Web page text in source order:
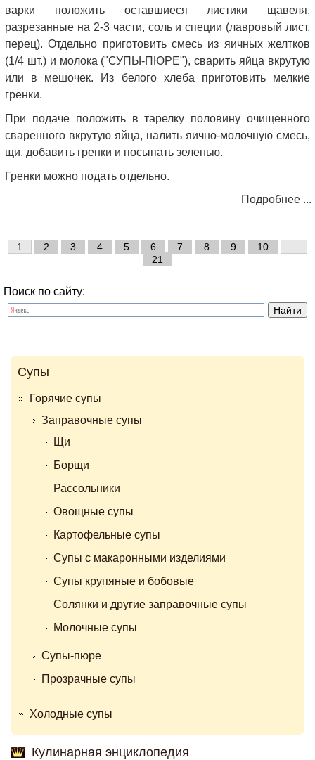
варки положить оставшиеся листики щавеля,
разрезанные на 2-3 части, соль и специи (лавровый лист,
перец). Отдельно приготовить смесь из яичных желтков
(1/4 шт.) и молока ("СУПЫ-ПЮРЕ"), сварить яйца вкрутую
или в мешочек. Из белого хлеба приготовить мелкие
гренки.
При подаче положить в тарелку половину очищенного
сваренного вкрутую яйца, налить яично-молочную смесь,
щи, добавить гренки и посыпать зеленью.
Гренки можно подать отдельно.
Подробнее ...
1 2 3 4 5 6 7 8 9 10
21
Поиск по сайту:
Супы
Горячие супы
Заправочные супы
Щи
Борщи
Рассольники
Овощные супы
Картофельные супы
Супы с макаронными изделиями
Супы крупяные и бобовые
Солянки и другие заправочные супы
Молочные супы
Супы-пюре
Прозрачные супы
Холодные супы
Кулинарная энциклопедия